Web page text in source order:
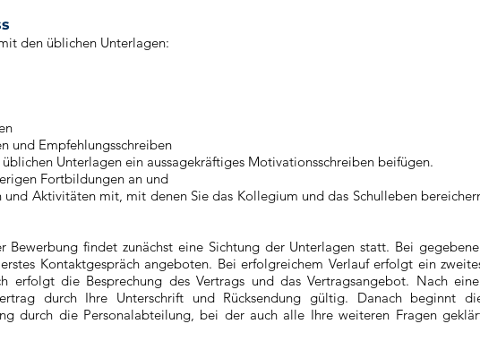
den üblichen Unterlagen:
und Empfehlungsschreiben
Unterlagen ein aussagekräftiges Motivationsschreiben beifügen.
Fortbildungen an und
und Aktivitäten mit, mit denen Sie das Kollegium und das Schulleben
Bewerbung findet zunächst eine Sichtung der Unterlagen statt. Bei
Kontaktgespräch angeboten. Bei erfolgreichem Verlauf erfolgt ein
erfolgt die Besprechung des Vertrags und das Vertragsangebot. Nach
durch Ihre Unterschrift und Rücksendung gültig. Danach beginnt
durch die Personalabteilung, bei der auch alle Ihre weiteren Fragen